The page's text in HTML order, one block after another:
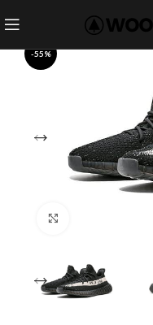
-55%